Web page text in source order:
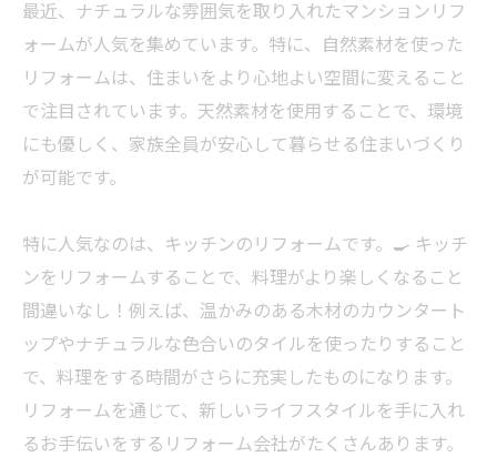
最近、ナチュラルな雰囲気を取り入れたマンションリフ
ォームが人気を集めています。特に、自然素材を使った
リフォームは、住まいをより心地よい空間に変えること
で注目されています。天然素材を使用することで、環境
にも優しく、家族全員が安心して暮らせる住まいづくり
が可能です。
特に人気なのは、キッチンのリフォームです。🍳 キッチ
ンをリフォームすることで、料理がより楽しくなること
間違いなし！例えば、温かみのある木材のカウンタート
ップやナチュラルな色合いのタイルを使ったりすること
で、料理をする時間がさらに充実したものになります。
リフォームを通じて、新しいライフスタイルを手に入れ
るお手伝いをするリフォーム会社がたくさんあります。